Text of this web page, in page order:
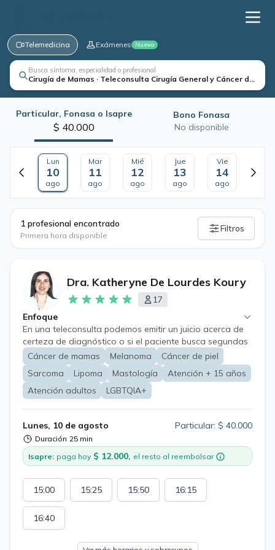
Telemedicina Exámenes Nuevo
Busca síntoma, especialidad o profesional
Cirugía de Mamas · Teleconsulta Cirugía General y Cáncer de
Particular, Fonasa o Isapre
$ 40.000
Bono Fonasa
No disponible
Lun
10
ago
Mar
11
ago
Mié
12
ago
Jue
13
ago
Vie
14
ago
1 profesional encontrado
Primera hora disponible
Filtros
Dra. Katheryne De Lourdes Koury
17
Enfoque
En una teleconsulta podemos emitir un juicio acerca de
certeza de diagnóstico o si el paciente busca segundas
opiniones de su patología diagnosticada o de su
patología de sospecha de diagnóstico. Dentro de las
afecciones comunes tenemos el cáncer de mamas,
patología benigna de mama (fibroadenomas, y otros
tumores beningnos de la mama), tumores de piel y partes
lipomas, sarcomas de partes blandas, y patología
quirúrgica general, ginecomastia, mastectomías en
pacientes transexuales.
Cáncer de mamas Melanoma
Cáncer de piel
Sarcoma
Lipoma Mastología
Atención + 15 años
Atención adultos
LGBTQIA+
Lunes, 10 de agosto
Duración 25 min
Particular: $ 40.000
Isapre: paga hoy $ 12.000, el resto al reembolsar
15:00 15:25 15:50 16:15
16:40